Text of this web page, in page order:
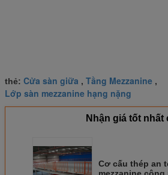
thẻ: Cửa sàn giữa , Tầng Mezzanine ,
Lớp sàn mezzanine hạng nặng
Nhận giá tốt nhất
Cơ cấu thép an